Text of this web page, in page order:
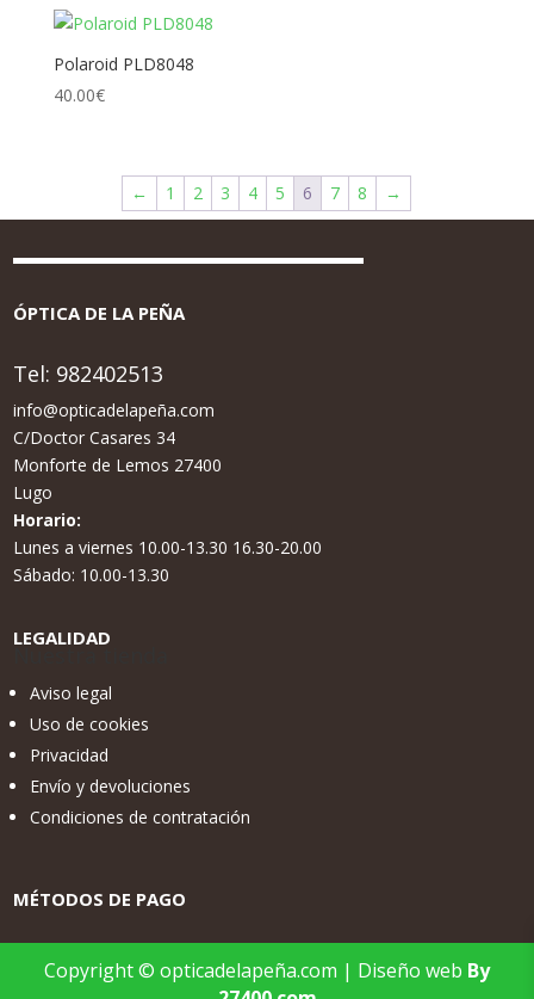
Polaroid PLD8048
40.00€
← 1 2 3 4 5 6 7 8 →
ÓPTICA DE LA PEÑA
Tel: 982402513
info@opticadelapeña.com
C/Doctor Casares 34
Monforte de Lemos 27400
Lugo
Horario:
Lunes a viernes 10.00-13.30 16.30-20.00
Sábado: 10.00-13.30
LEGALIDAD
Aviso legal
Uso de cookies
Privacidad
Envío y devoluciones
Condiciones de contratación
MÉTODOS DE PAGO
Copyright © opticadelapeña.com | Diseño web By